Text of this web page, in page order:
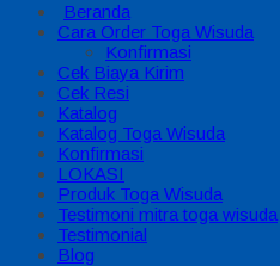
Beranda
Cara Order Toga Wisuda
Konfirmasi
Cek Biaya Kirim
Cek Resi
Katalog
Katalog Toga Wisuda
Konfirmasi
LOKASI
Produk Toga Wisuda
Testimoni mitra toga wisuda
Testimonial
Blog